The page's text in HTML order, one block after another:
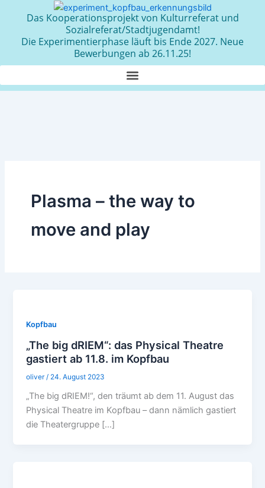
Das Kooperationsprojekt von Kulturreferat und
Sozialreferat/Stadtjugendamt!
Die Experimentierphase läuft bis Ende 2027. Neue
Bewerbungen ab 26.11.25!
Plasma – the way to
move and play
Kopfbau
„The big dRIEM“: das Physical Theatre
gastiert ab 11.8. im Kopfbau
oliver / 24. August 2023
„The big dRIEM!“, den träumt ab dem 11. August das
Physical Theatre im Kopfbau – dann nämlich gastiert
die Theatergruppe […]